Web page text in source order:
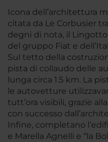
Icona dell’architettura
citata da Le Corbusier
degni di nota, il
del gruppo Fiat e
Sul tetto della
pista di collaudo delle
lunga circa 1.5 km. La
le autovetture
tutt’ora visibili, grazie
con successo
Infine, completano
e Marella Agnelli e “la